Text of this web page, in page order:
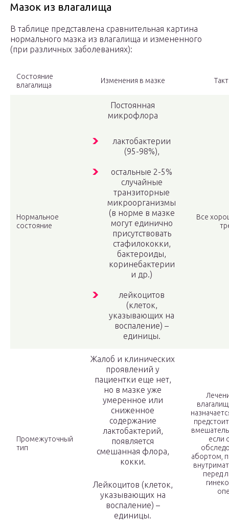
Мазок из влагалища
В таблице представлена сравнительная картина
нормального мазка из влагалища и измененного
(при различных заболеваниях):
Состояние
влагалища
Изменения в мазке
Нормальное
состояние
Постоянная
микрофлора
лактобактерии
(95-98%),
остальные 2-5%
случайные
транзиторные
микроорганизмы
(в норме в мазке
могут единично
присутствовать
стафилококки,
бактероиды,
коринебактерии
и др.)
лейкоцитов
(клеток,
указывающих на
воспаление) –
единицы.
Все
Промежуточный
тип
Жалоб и клинических
проявлений у
пациентки еще нет,
но в мазке уже
умеренное или
сниженное
содержание
лактобактерий,
появляется
смешанная флора,
кокки.
Лейкоцитов (клеток,
указывающих на
воспаление) –
единицы.
если
абортом,
перед